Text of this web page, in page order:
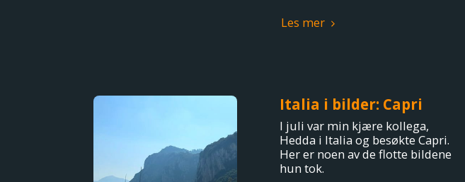
Les mer
Italia i bilder: Capri
I juli var min kjære kollega,
Hedda i Italia og besøkte Capri.
Her er noen av de flotte bildene
hun tok.